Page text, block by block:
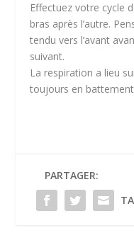
Effectuez votre cycle
bras après l’autre.
tendu vers l’avant
suivant.
La respiration a lieu
toujours en
PARTAGER: